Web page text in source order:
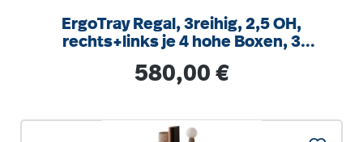
ErgoTray Regal, 3reihig, 2,5 OH,
rechts+links je 4 hohe Boxen, 3
B/H/T104,5x100x40cm
Regulärer Preis:
580,00 €